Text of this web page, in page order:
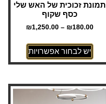
תמונת זכוכית של האש שלי
כסף שקוף
₪180.00
–
₪1,250.00
יש לבחור אפשרויות